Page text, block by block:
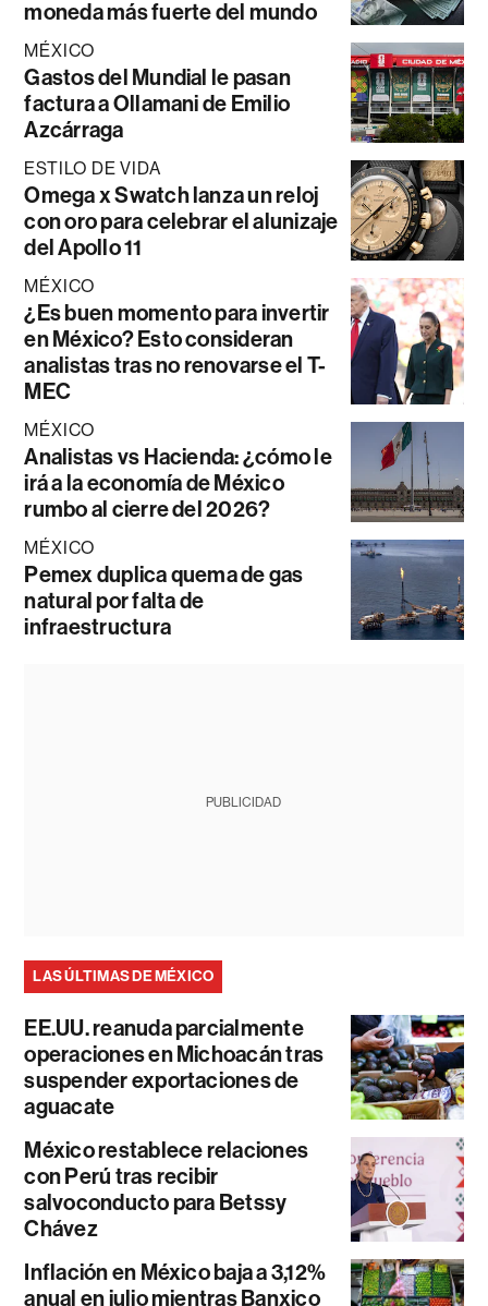
moneda más fuerte del mundo
MÉXICO
Gastos del Mundial le pasan
factura a Ollamani de Emilio
Azcárraga
ESTILO DE VIDA
Omega x Swatch lanza un reloj
con oro para celebrar el alunizaje
del Apollo 11
MÉXICO
¿Es buen momento para invertir
en México? Esto consideran
analistas tras no renovarse el T-
MEC
MÉXICO
Analistas vs Hacienda: ¿cómo le
irá a la economía de México
rumbo al cierre del 2026?
MÉXICO
Pemex duplica quema de gas
natural por falta de
infraestructura
PUBLICIDAD
LAS ÚLTIMAS DE MÉXICO
EE.UU. reanuda parcialmente
operaciones en Michoacán tras
suspender exportaciones de
aguacate
México restablece relaciones
con Perú tras recibir
salvoconducto para Betssy
Chávez
Inflación en México baja a 3,12%
anual en julio mientras Banxico